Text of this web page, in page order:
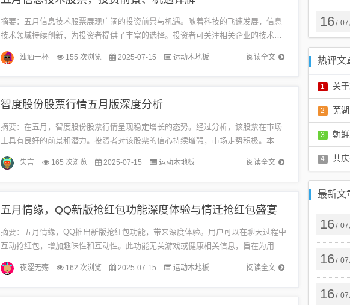
摘要：五月信息技术股票展现广阔的投资前景与机遇。随着科技的飞速发展，信息
技术领域持续创新，为投资者提供了丰富的选择。投资者可关注相关企业的技术创
新、市场占有率和盈利能力，把握五月信息技术股票的投资机遇。此摘要无关游
戏...
阅读全文
浊酒一杯 155 次浏览 2025-07-15 运动木地板
智度股份股票行情五月版深度分析
摘要：在五月，智度股份股票行情呈现稳定增长的态势。经过分析，该股票在市场
上具有良好的前景和潜力。投资者对该股票的信心持续增强，市场走势积极。本文
提供了有关智度股份股票的最新行情分析，内容客观、准确，绝对不含游戏或健
康...
阅读全文
失言 165 次浏览 2025-07-15 运动木地板
五月情缘，QQ新版抢红包功能深度体验与情迁抢红包盛宴
摘要：五月情缘，QQ推出新版抢红包功能，带来深度体验。用户可以在聊天过程中
互动抢红包，增加趣味性和互动性。此功能无关游戏或健康相关信息，旨在为用户
带来欢乐和福利。这一更新将使得QQ用户在五月情迁的季节里，更加欢乐地交...
阅读全文
夜涩无殇 162 次浏览 2025-07-15 运动木地板
16/ 07
热评文
1 关于新
2 芜湖
3 朝鲜发
4 共
最新文
16/ 07
16/ 07
16/ 07